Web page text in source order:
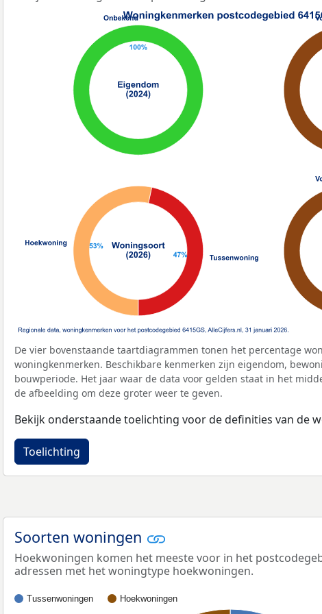
De vier bovenstaande taartdiagrammen tonen het percentage
woningkenmerken. Beschikbare kenmerken zijn eigendom,
bouwperiode. Het jaar waar de data voor gelden staat in het
de afbeelding om deze groter weer te geven.
Bekijk onderstaande toelichting voor de definities van de
Toelichting
Soorten woningen
Hoekwoningen komen het meeste voor in het
adressen met het woningtype hoekwoningen.
Tussenwoningen Hoekwoningen